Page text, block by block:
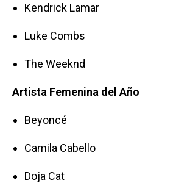
Kendrick Lamar
Luke Combs
The Weeknd
Artista Femenina del Año
Beyoncé
Camila Cabello
Doja Cat